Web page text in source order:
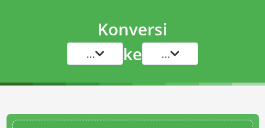
Konversi
... ke ...